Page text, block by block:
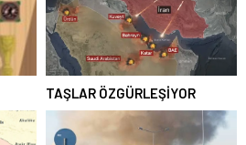
TAŞLAR ÖZGÜRLEŞİYOR